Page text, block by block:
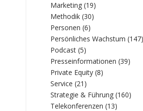
Marketing (19)
Methodik (30)
Personen (6)
Persönliches Wachstum (147)
Podcast (5)
Presseinformationen (39)
Private Equity (8)
Service (21)
Strategie & Führung (160)
Telekonferenzen (13)